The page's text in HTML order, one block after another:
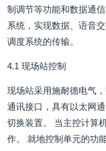
制调节等功能和数据通
系统，实现数据、语音
调度系统的传输。
4.1 现场站控制
现场站采用施耐德电气
通讯接口，具有以太网
切换装置。 当主控计算
作。 就地控制单元的功